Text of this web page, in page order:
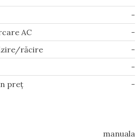
-
AC
-
răcire
-
-
preț
-
manuala